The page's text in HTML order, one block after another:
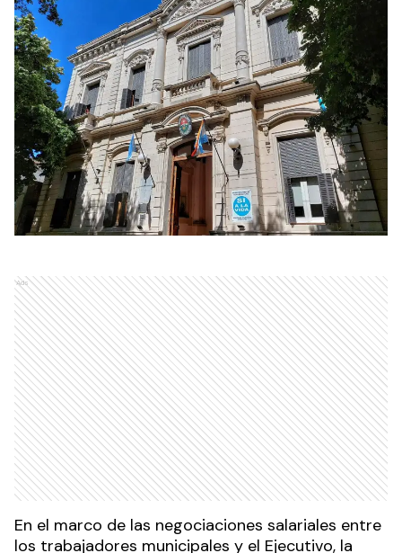
Ads
En el marco de las negociaciones salariales entre
los trabajadores municipales y el Ejecutivo, la